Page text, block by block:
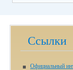
Ссылки
Официальный